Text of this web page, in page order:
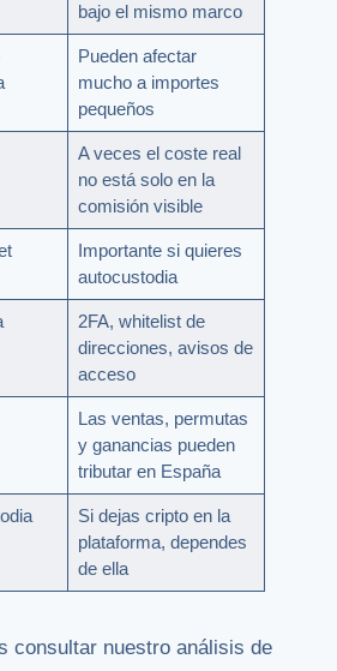
bajo el mismo marco
Pueden afectar
mucho a importes
pequeños
A veces el coste real
no está solo en la
comisión visible
Importante si quieres
autocustodia
2FA, whitelist de
direcciones, avisos de
acceso
Las ventas, permutas
y ganancias pueden
tributar en España
Si dejas cripto en la
plataforma, dependes
de ella
consultar nuestro análisis de